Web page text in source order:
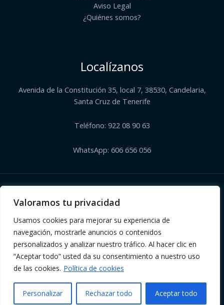
Valoramos tu privacidad
Usamos cookies para mejorar su experiencia de
navegación, mostrarle anuncios o contenidos
personalizados y analizar nuestro tráfico. Al hacer clic en
“Aceptar todo” usted da su consentimiento a nuestro uso
de las cookies. Política de cookies
Personalizar Rechazar todo Aceptar todo
Aviso Legal
¿Quiénes somos?​
Localízanos
Avenida de la Constitución 35, local 7, 38530, Candelaria,
Santa Cruz de Tenerife
Teléfono: 922 08 90 63
WhatsApp: 606 656 056